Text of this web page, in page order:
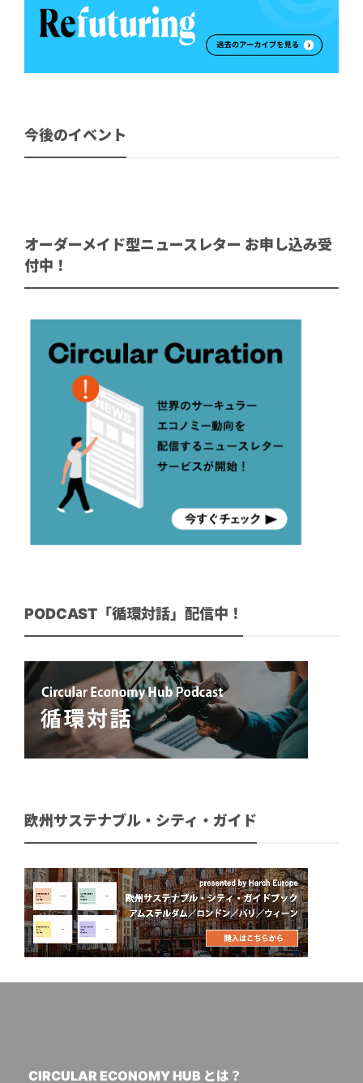
今後のイベント
オーダーメイド型ニュースレター お申し込み受
付中！
PODCAST「循環対話」配信中！
欧州サステナブル・シティ・ガイド
CIRCULAR ECONOMY HUB とは？